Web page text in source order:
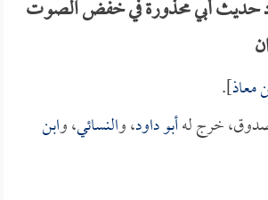
حديث أبي محذورة في خفض الصوت
معاذ].
خرج لهأبو داود، والنسائي، وابن